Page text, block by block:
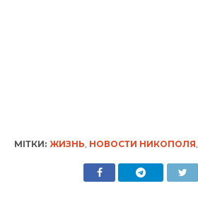
МІТКИ: ЖИЗНЬ, НОВОСТИ НИКОПОЛЯ,